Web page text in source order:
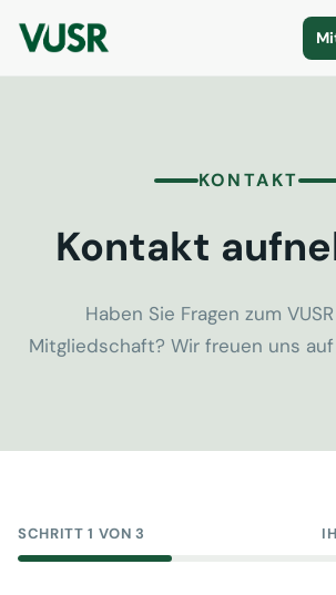
KONTAKT
Kontakt
Haben Sie Fragen zum
Mitgliedschaft? Wir freuen uns
SCHRITT 1 VON 3